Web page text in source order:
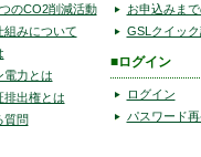
のCO2削減活動
組みについて
電力とは
排出権とは
質問
お申込みま
GSLクイッ
■ログイン
ログイン
パスワード